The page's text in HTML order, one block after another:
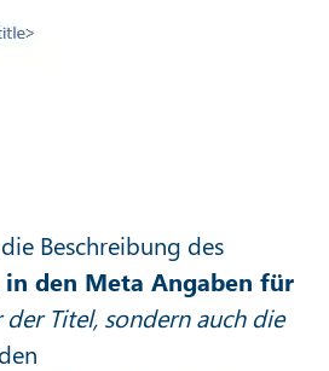
Beschreibung des
den Meta Angaben für
Titel, sondern auch die